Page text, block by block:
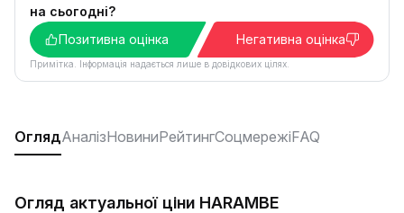
на сьогодні?
Позитивна оцінка
Негативна оцінка
Примітка. Інформація надається лише в довідкових цілях.
ОглядАналізНовиниРейтингСоцмережіFAQ
Огляд актуальної ціни HARAMBE